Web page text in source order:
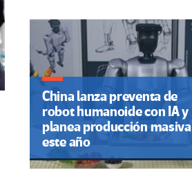
China lanza preventa de
robot humanoide con IA y
planea producción masiva
este año